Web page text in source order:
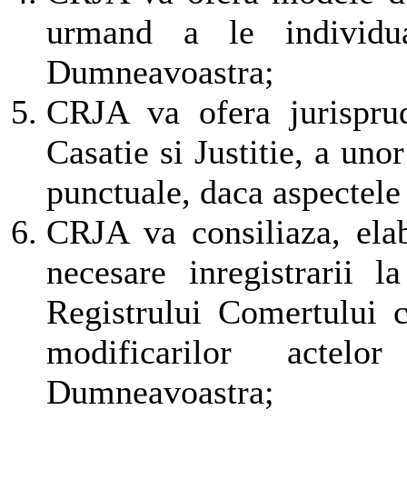
urmand a le
Dumneavoastra;
CRJA va ofera
Casatie si Justitie, a
punctuale, daca
CRJA va consiliaza,
necesare inregistrarii
Registrului Comertului
modificarilor
Dumneavoastra;